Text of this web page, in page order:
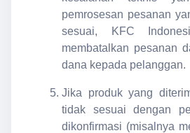
pemrosesan pesanan
sesuai, KFC
membatalkan pesanan
dana kepada pelanggan.
Jika produk yang
tidak sesuai dengan
dikonfirmasi (misalnya